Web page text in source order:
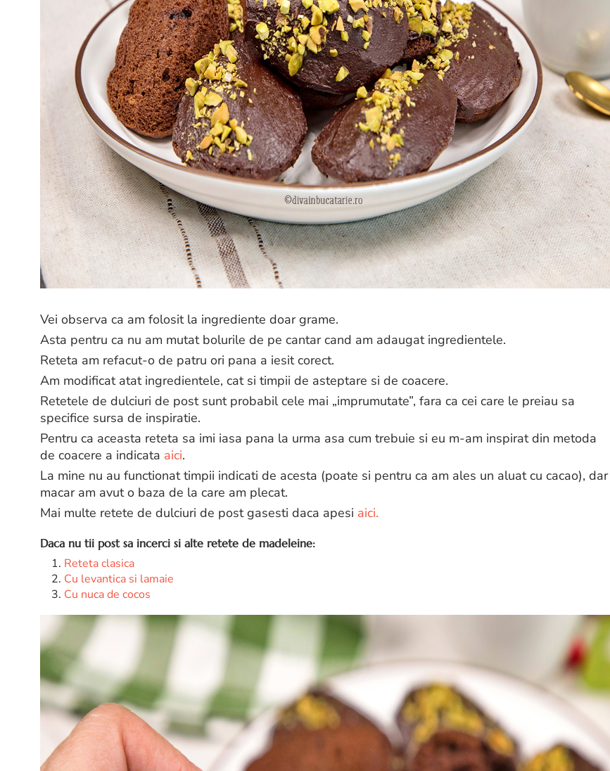
Vei observa ca am folosit la ingrediente doar grame.
Asta pentru ca nu am mutat bolurile de pe cantar cand am adaugat ingredientele.
Reteta am refacut-o de patru ori pana a iesit corect.
Am modificat atat ingredientele, cat si timpii de asteptare si de coacere.
Retetele de dulciuri de post sunt probabil cele mai „imprumutate”, fara ca cei care le preiau sa
specifice sursa de inspiratie.
Pentru ca aceasta reteta sa imi iasa pana la urma asa cum trebuie si eu m-am inspirat din metoda
de coacere a indicata aici.
La mine nu au functionat timpii indicati de acesta (poate si pentru ca am ales un aluat cu cacao), dar
macar am avut o baza de la care am plecat.
Mai multe retete de dulciuri de post gasesti daca apesi aici.
Daca nu tii post sa incerci si alte retete de madeleine:
Reteta clasica
Cu levantica si lamaie
Cu nuca de cocos